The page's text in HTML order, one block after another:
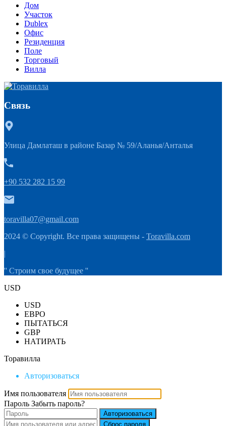
Дом
Участок
Dublex
Офис
Резиденция
Поле
Торговый
Вилла
Связь
Улица Дамлаташ в районе Базар № 59/Аланья/Анталья
+90 532 282 15 99
toravilla07@gmail.com
2024 © Copyright. Все права защищены - Toravilla.com
|
'' Строим свое будущее ''
USD
USD
ЕВРО
ПЫТАТЬСЯ
GBP
НАТИРАТЬ
Торавилла
Авторизоваться
Имя пользователя
Пароль Забыть пароль?
Авторизоваться
Сброс пароля